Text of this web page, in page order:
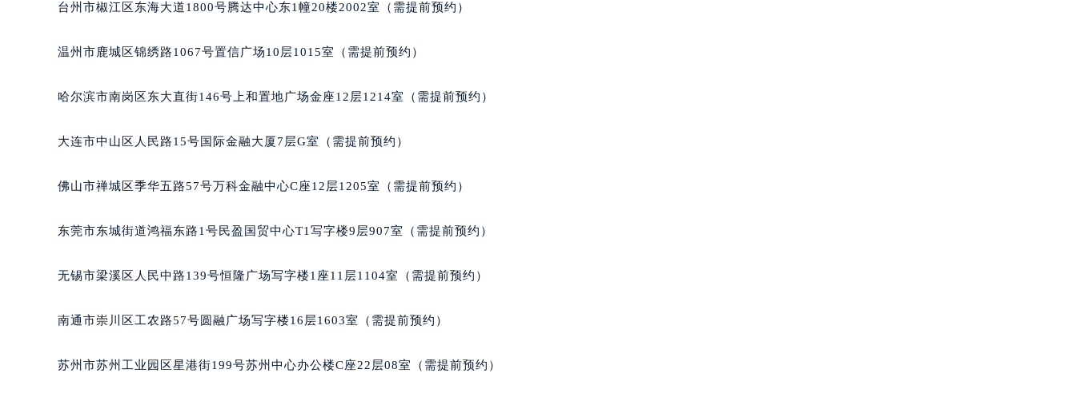
台州市椒江区东海大道1800号腾达中心东1幢20楼2002室（需提前预约）
温州市鹿城区锦绣路1067号置信广场10层1015室（需提前预约）
哈尔滨市南岗区东大直街146号上和置地广场金座12层1214室（需提前预约）
大连市中山区人民路15号国际金融大厦7层G室（需提前预约）
佛山市禅城区季华五路57号万科金融中心C座12层1205室（需提前预约）
东莞市东城街道鸿福东路1号民盈国贸中心T1写字楼9层907室（需提前预约）
无锡市梁溪区人民中路139号恒隆广场写字楼1座11层1104室（需提前预约）
南通市崇川区工农路57号圆融广场写字楼16层1603室（需提前预约）
苏州市苏州工业园区星港街199号苏州中心办公楼C座22层08室（需提前预约）